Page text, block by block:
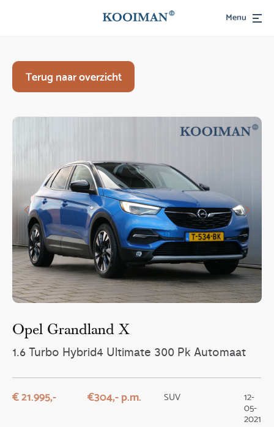
Menu
Terug naar overzicht
Opel Grandland X
1.6 Turbo Hybrid4 Ultimate 300 Pk Automaat
€ 21.995,- €304,- p.m. SUV 12-
05-
2021